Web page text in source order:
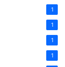
1
1
1
1